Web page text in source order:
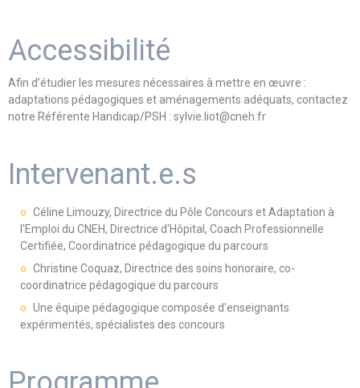
Accessibilité
Afin d’étudier les mesures nécessaires à mettre en œuvre :
adaptations pédagogiques et aménagements adéquats, contactez
notre Référente Handicap/PSH : sylvie.liot@cneh.fr
Intervenant.e.s
Céline Limouzy, Directrice du Pôle Concours et Adaptation à
l'Emploi du CNEH, Directrice d'Hôpital, Coach Professionnelle
Certifiée, Coordinatrice pédagogique du parcours
Christine Coquaz, Directrice des soins honoraire, co-
coordinatrice pédagogique du parcours
Une équipe pédagogique composée d'enseignants
expérimentés, spécialistes des concours